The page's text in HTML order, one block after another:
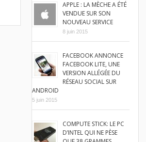
APPLE : LA MÈCHE A ÉTÉ
VENDUE SUR SON
NOUVEAU SERVICE
8 juin 2015
FACEBOOK ANNONCE
FACEBOOK LITE, UNE
VERSION ALLÉGÉE DU
RÉSEAU SOCIAL SUR
ANDROID
5 juin 2015
COMPUTE STICK: LE PC
D’INTEL QUI NE PÈSE